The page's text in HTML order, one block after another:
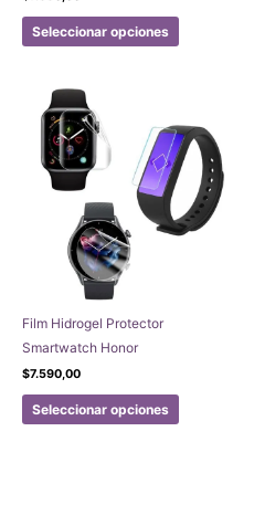
Seleccionar opciones
Este
producto
Las
opciones
pueden
elegir
Film Hidrogel Protector
Smartwatch Honor
$7.590,00
Seleccionar opciones
Este
producto